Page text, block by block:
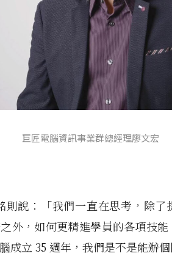
巨匠電腦資訊事業群總經理廖文宏
則說：「我們一直在思考，除了
外，如何更精進學員的各項技
成立 35 週年，我們是不是能辦